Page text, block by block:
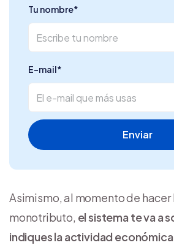
Tu nombre*
E-mail*
Asimismo, al momento de hacer
monotributo, el sistema te va a
indiques la actividad económica